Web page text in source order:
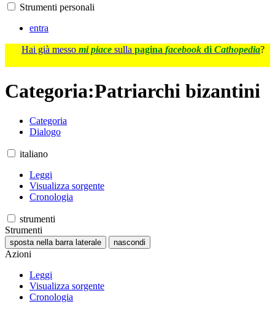
Strumenti personali
entra
Hai già messo mi piace sulla pagina facebook di Cathopedia?
Categoria:Patriarchi bizantini
Categoria
Dialogo
italiano
Leggi
Visualizza sorgente
Cronologia
strumenti
Strumenti
sposta nella barra laterale nascondi
Azioni
Leggi
Visualizza sorgente
Cronologia